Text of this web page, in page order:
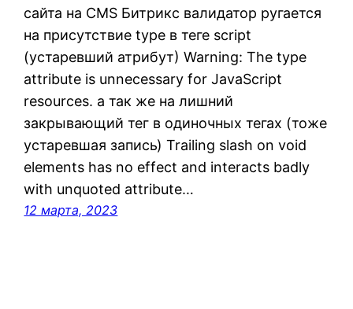
сайта на CMS Битрикс валидатор ругается
на присутствие type в теге script
(устаревший атрибут) Warning: The type
attribute is unnecessary for JavaScript
resources. а так же на лишний
закрывающий тег в одиночных тегах (тоже
устаревшая запись) Trailing slash on void
elements has no effect and interacts badly
with unquoted attribute…
12 марта, 2023